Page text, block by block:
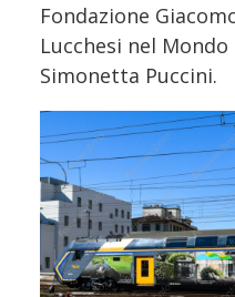
Fondazione
Lucchesi nel
Simonetta Puccini.